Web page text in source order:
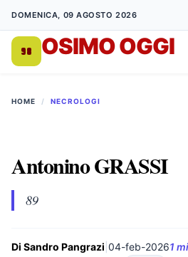
DOMENICA, 09 AGOSTO 2026
OSIMO OGGI
HOME / NECROLOGI
Antonino GRASSI
89
Di Sandro Pangrazi 04-feb-20261